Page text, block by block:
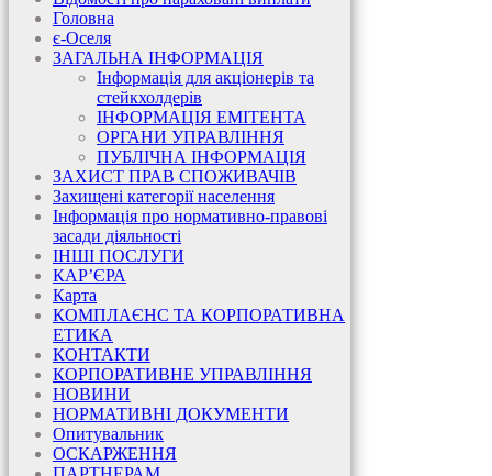
Головна
є-Оселя
ЗАГАЛЬНА ІНФОРМАЦІЯ
Інформація для акціонерів та
стейкхолдерів
ІНФОРМАЦІЯ ЕМІТЕНТА
ОРГАНИ УПРАВЛІННЯ
ПУБЛІЧНА ІНФОРМАЦІЯ
ЗАХИСТ ПРАВ СПОЖИВАЧІВ
Захищені категорії населення
Інформація про нормативно-правові
засади діяльності
ІНШІ ПОСЛУГИ
КАР’ЄРА
Карта
КОМПЛАЄНС ТА КОРПОРАТИВНА
ЕТИКА
КОНТАКТИ
КОРПОРАТИВНЕ УПРАВЛІННЯ
НОВИНИ
НОРМАТИВНІ ДОКУМЕНТИ
Опитувальник
ОСКАРЖЕННЯ